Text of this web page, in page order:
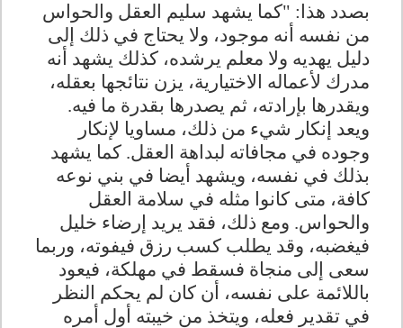
بصدد هذا: "كما يشهد سليم العقل والحواس
من نفسه أنه موجود، ولا يحتاج في ذلك إلى
دليل يهديه ولا معلم يرشده، كذلك يشهد أنه
مدرك لأعماله الاختيارية، يزن نتائجها بعقله،
ويقدرها بإرادته، ثم يصدرها بقدرة ما فيه.
ويعد إنكار شيء من ذلك، مساويا لإنكار
وجوده في مجافاته لبداهة العقل. كما يشهد
بذلك في نفسه، ويشهد أيضا في بني نوعه
كافة، متى كانوا مثله في سلامة العقل
والحواس. ومع ذلك، فقد يريد إرضاء خليل
فيغضبه، وقد يطلب كسب رزق فيفوته، وربما
سعى إلى منجاة فسقط في مهلكة، فيعود
باللائمة على نفسه، أن كان لم يحكم النظر
في تقدير فعله، ويتخذ من خيبته أول أمره